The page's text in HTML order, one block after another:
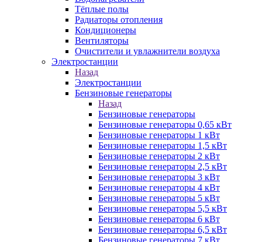
Тёплые полы
Радиаторы отопления
Кондиционеры
Вентиляторы
Очистители и увлажнители воздуха
Электростанции
Назад
Электростанции
Бензиновые генераторы
Назад
Бензиновые генераторы
Бензиновые генераторы 0,65 кВт
Бензиновые генераторы 1 кВт
Бензиновые генераторы 1,5 кВт
Бензиновые генераторы 2 кВт
Бензиновые генераторы 2,5 кВт
Бензиновые генераторы 3 кВт
Бензиновые генераторы 4 кВт
Бензиновые генераторы 5 кВт
Бензиновые генераторы 5,5 кВт
Бензиновые генераторы 6 кВт
Бензиновые генераторы 6,5 кВт
Бензиновые генераторы 7 кВт